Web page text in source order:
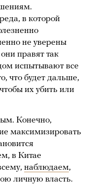
в которой
не уверены
правят так
испытывают все
что будет дальше,
их убить или
Конечно,
максимизировать
в Китае
наблюдаем,
личную власть.